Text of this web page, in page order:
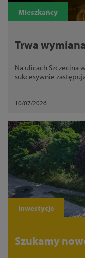
Mieszkańcy
Trwa
Na ulicach Szczecina
sukcesywnie
10/07/2026
Inwestycje
Szukamy